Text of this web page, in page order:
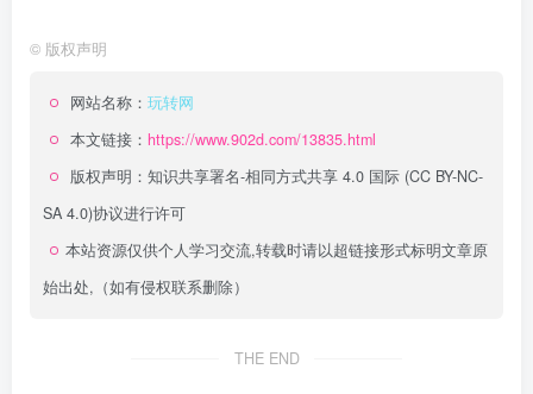
© 版权声明
网站名称： 玩转网
本文链接： https://www.902d.com/13835.html
版权声明： 知识共享署名-相同方式共享 4.0 国际 (CC BY-NC-
SA 4.0)协议进行许可
本站资源仅供个人学习交流,转载时请以超链接形式标明文章原
始出处,（如有侵权联系删除）
THE END